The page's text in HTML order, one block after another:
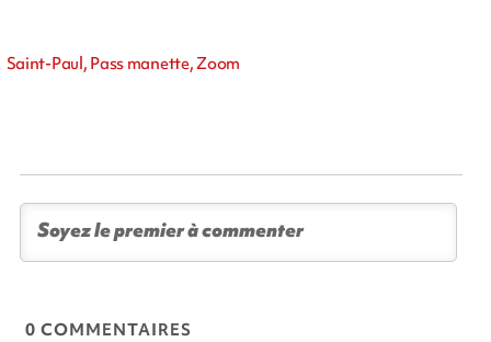
Saint-Paul, Pass manette, Zoom
0 COMMENTAIRES